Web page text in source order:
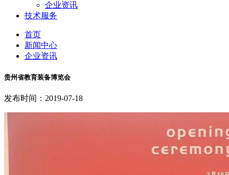
企业资讯
技术服务
首页
新闻中心
企业资讯
贵州省教育装备博览会
发布时间：2019-07-18